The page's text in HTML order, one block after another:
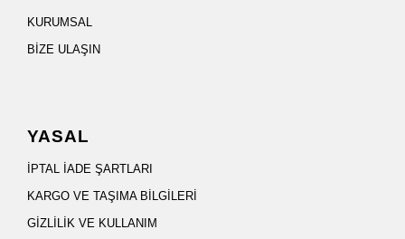
KURUMSAL
BİZE ULAŞIN
YASAL
İPTAL İADE ŞARTLARI
KARGO VE TAŞIMA BİLGİLERİ
GİZLİLİK VE KULLANIM